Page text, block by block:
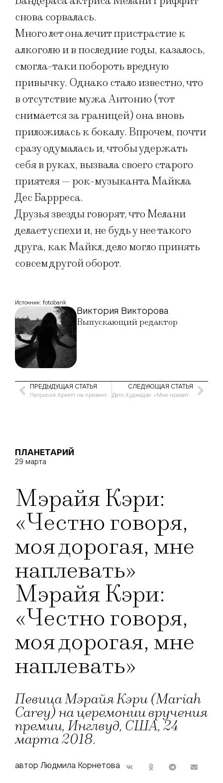
снова сорвалась.
Много лет она лечит пристрастие к
алкоголю и в последние годы, казалось,
смогла-таки побороть вредную
привычку. Однако стало известно, что
в отсутствие мужа Антонио (тот
снимается за границей) она вновь
приложилась к бокалу. Впрочем, почти
сразу одумалась и, чтобы удержать
себя в руках, вызвала своего старого
приятеля — рок-музыканта Майкла
Дес Баррреса.
Друзья звезды говорят, что Мелани
делает успехи и, не будь у нее такого
друга, как Майкл, дело могло принять
совсем другой оборот.
Виктория Викторова
Выпускающий редактор
Источник: fotobank
ПРЕДЫДУЩАЯ СТАТЬЯ
Патрисия Аркетт на презентации «Medium»
СЛЕДУЮЩАЯ СТАТЬЯ
Дато Худжадзе: «Мне нравится, когда девушки улыбаются»
ПЛАНЕТАРИЙ
29 марта
Мэрайя Кэри:
«Честно говоря,
моя дорогая, мне
наплевать»
Мэрайя Кэри:
«Честно говоря,
моя дорогая, мне
наплевать»
Певица Мэрайя Кэри (Mariah
Carey) на церемонии вручения
премии, Инглвуд, США, 24
марта 2018.
автор Людмила Корнетова